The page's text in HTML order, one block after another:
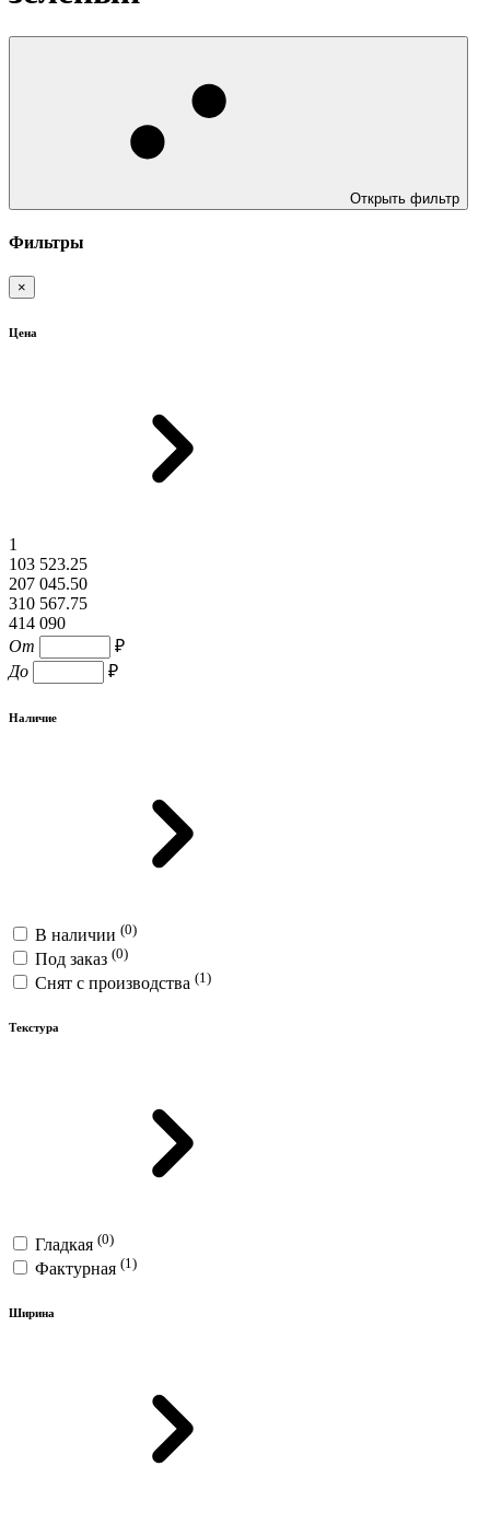
Открыть фильтр
Фильтры
×
Цена
1
103 523.25
207 045.50
310 567.75
414 090
От
₽
До
₽
Наличие
В наличии (0)
Под заказ (0)
Снят с производства (1)
Текстура
Гладкая (0)
Фактурная (1)
Ширина